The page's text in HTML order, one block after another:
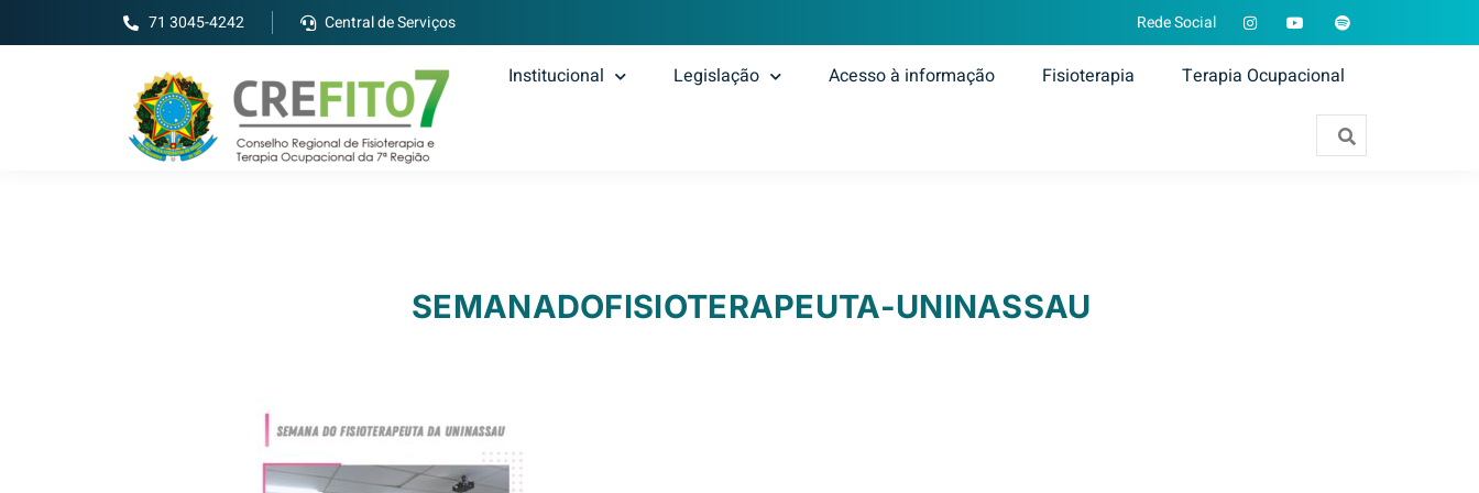
71 3045-4242 Central de Serviços Rede Social
Institucional Legislação Acesso à informação Fisioterapia Terapia Ocupacional
SEMANADOFISIOTERAPEUTA-UNINASSAU